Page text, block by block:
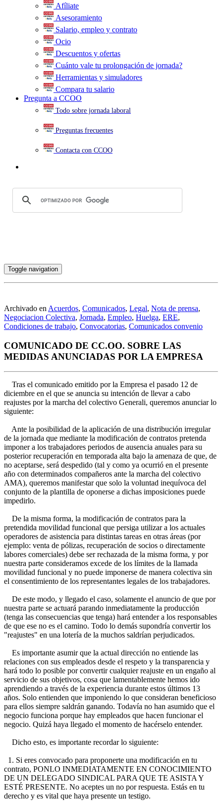
Afíliate
Asesoramiento
Salario, empleo y contrato
Ocio
Descuentos y ofertas
Cuánto vale tu prolongación de jornada?
Herramientas y simuladores
Compara tu salario
Pregunta a CCOO
Todo sobre jornada laboral
Preguntas frecuentes
Contacta con CCOO
Toggle navigation
Archivado en Acuerdos, Comunicados, Legal, Nota de prensa,
Negociacion Colectiva, Jornada, Empleo, Huelga, ERE,
Condiciones de trabajo, Convocatorias, Comunicados convenio
COMUNICADO DE CC.OO. SOBRE LAS
MEDIDAS ANUNCIADAS POR LA EMPRESA
Tras el comunicado emitido por la Empresa el pasado 12 de
diciembre en el que se anuncia su intención de llevar a cabo
reajustes por la marcha del colectivo Generali, queremos anunciar lo
siguiente:
Ante la posibilidad de la aplicación de una distribución irregular
de la jornada que mediante la modificación de contratos pretenda
imponer a los trabajadores periodos de ausencia anuales para su
posterior recuperación en temporada alta bajo la amenaza de que, de
no aceptarse, será despedido (tal y como ya ocurrió en el presente
año con determinados compañeros ante la marcha del colectivo
AMA), queremos manifestar que solo la voluntad inequívoca del
conjunto de la plantilla de oponerse a dichas imposiciones puede
impedirlo.
De la misma forma, la modificación de contratos para la
pretendida movilidad funcional que persiga utilizar a los actuales
operadores de asistencia para distintas tareas en otras áreas (por
ejemplo: venta de pólizas, recuperación de socios o directamente
labores comerciales) debe ser rechazada de la misma forma, y por
nuestra parte consideramos excede de los límites de la llamada
movilidad funcional y no puede imponerse de manera colectiva sin
el consentimiento de los representantes legales de los trabajadores.
De este modo, y llegado el caso, solamente el anuncio de que por
nuestra parte se actuará parando inmediatamente la producción
(tenga las consecuencias que tenga) hará entender a los responsables
de que ese no es el camino. Todo lo demás supondría convertir los
"reajustes" en una lotería de la muchos saldrían perjudicados.
Es importante asumir que la actual dirección no entiende las
relaciones con sus empleados desde el respeto y la transparencia y
hará todo lo posible por convertir cualquier reajuste en un engaño al
servicio de sus objetivos, cosa que lamentablemente hemos ido
aprendiendo a través de la experiencia durante estos últimos 13
años. Solo entienden que imponiendo lo que consideran beneficioso
para ellos siempre saldrán ganando. Todavía no han asumido que el
negocio funciona porque hay empleados que hacen funcionar el
negocio. Quizá haya llegado el momento de hacérselo entender.
Dicho esto, es importante recordar lo siguiente:
1. Si eres convocado para proponerte una modificación en tu
contrato, PONLO INMEDIATAMENTE EN CONOCIMIENTO
DE UN DELEGADO SINDICAL PARA QUE TE ASISTA Y
ESTÉ PRESENTE. No aceptes un no por respuesta. Estás en tu
derecho y es vital que haya presente un testigo.